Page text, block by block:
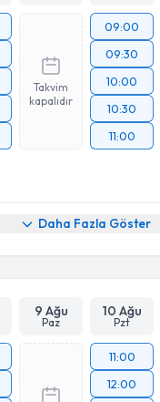
Takvim
kapalıdır
09:00
09:30
10:00
10:30
11:00
Daha Fazla Göster
9 Ağu
Paz
10 Ağu
Pzt
11:00
12:00